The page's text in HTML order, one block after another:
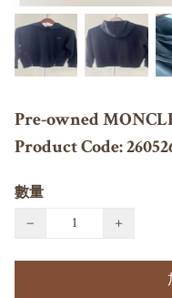
Pre-owned
Product Code:
數量
−
+